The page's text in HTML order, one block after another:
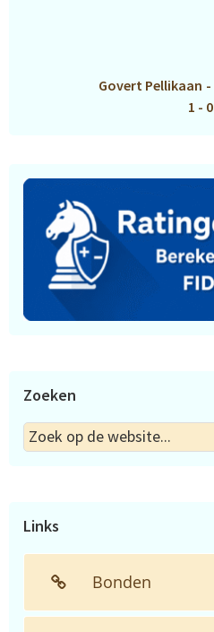
Govert Pellikaan -
1 - 0
Zoeken
Zoek
op
Links
Bonden